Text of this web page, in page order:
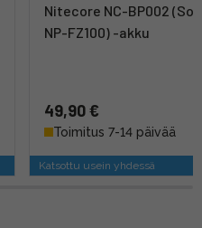
Nitecore NC-BP002
NP-FZ100) -akku
49,90 €
Toimitus 7-14 päivää
Katsottu usein yhdessä